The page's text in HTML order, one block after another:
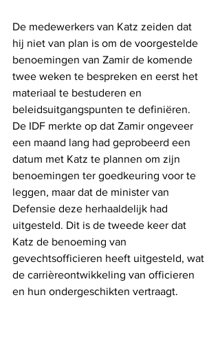
De medewerkers van Katz zeiden dat
hij niet van plan is om de voorgestelde
benoemingen van Zamir de komende
twee weken te bespreken en eerst het
materiaal te bestuderen en
beleidsuitgangspunten te definiëren.
De IDF merkte op dat Zamir ongeveer
een maand lang had geprobeerd een
datum met Katz te plannen om zijn
benoemingen ter goedkeuring voor te
leggen, maar dat de minister van
Defensie deze herhaaldelijk had
uitgesteld. Dit is de tweede keer dat
Katz de benoeming van
gevechtsofficieren heeft uitgesteld, wat
de carrièreontwikkeling van officieren
en hun ondergeschikten vertraagt.